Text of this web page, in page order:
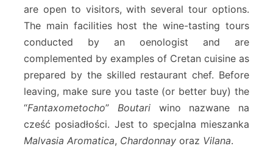
are open to visitors, with several tour options.
The main facilities host the wine-tasting tours
conducted by an oenologist and are
complemented by examples of Cretan cuisine as
prepared by the skilled restaurant chef. Before
leaving, make sure you taste (or better buy) the
“Fantaxometocho” Boutariwino nazwane na
cześć posiadłości. Jest to specjalna mieszanka
Malvasia Aromatica, Chardonnay oraz Vilana.